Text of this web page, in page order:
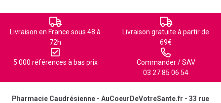
Livraison en France sous 48 à
72h
Livraison gratuite à partir de
69€
5 000 références à bas prix
Commander / SAV
03 27 85 06 54
Pharmacie Caudrésienne - AuCoeurDeVotreSante.fr - 33 rue